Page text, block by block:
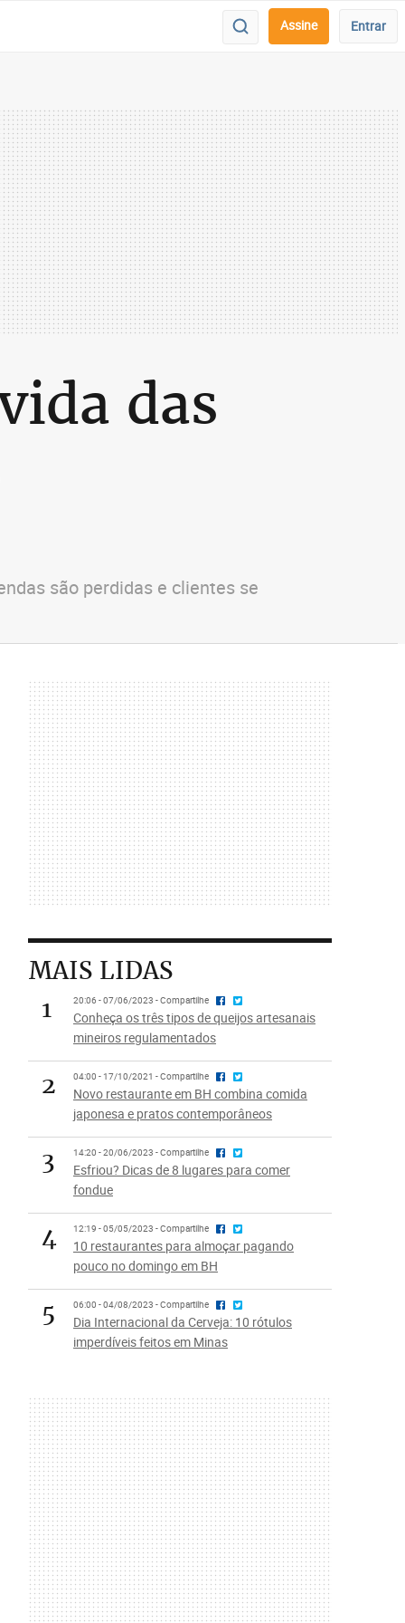
Assine Entrar
das
são perdidas e clientes se
MAIS LIDAS
1
20:06 - 07/06/2023 - Compartilhe
Conheça os três tipos de queijos artesanais
mineiros regulamentados
2 04:00 - 17/10/2021 - Compartilhe
Novo restaurante em BH combina comida
japonesa e pratos contemporâneos
3 14:20 - 20/06/2023 - Compartilhe
Esfriou? Dicas de 8 lugares para comer
fondue
4 12:19 - 05/05/2023 - Compartilhe
10 restaurantes para almoçar pagando
pouco no domingo em BH
5 06:00 - 04/08/2023 - Compartilhe
Dia Internacional da Cerveja: 10 rótulos
imperdíveis feitos em Minas